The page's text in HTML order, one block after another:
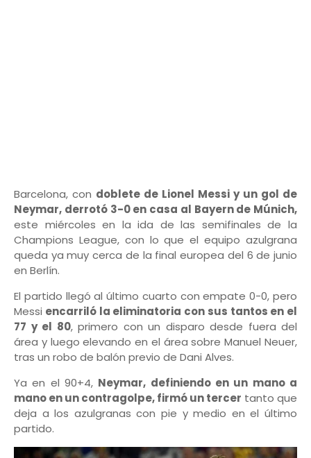
Barcelona, con doblete de Lionel Messi y un gol de
Neymar, derrotó 3-0 en casa al Bayern de Múnich,
este miércoles en la ida de las semifinales de la
Champions League, con lo que el equipo azulgrana
queda ya muy cerca de la final europea del 6 de junio
en Berlín.
El partido llegó al último cuarto con empate 0-0, pero
Messi encarriló la eliminatoria con sus tantos en el
77 y el 80, primero con un disparo desde fuera del
área y luego elevando en el área sobre Manuel Neuer,
tras un robo de balón previo de Dani Alves.
Ya en el 90+4, Neymar, definiendo en un mano a
mano en un contragolpe, firmó un tercer tanto que
deja a los azulgranas con pie y medio en el último
partido.